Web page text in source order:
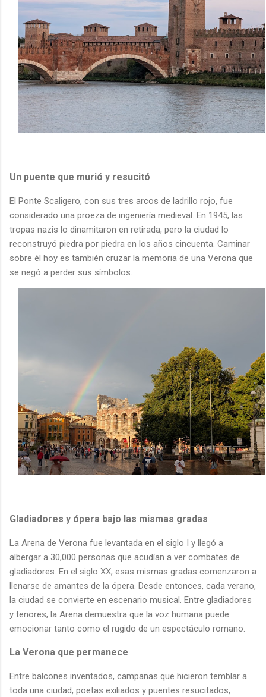
Un puente que murió y resucitó
El Ponte Scaligero, con sus tres arcos de ladrillo rojo, fue
considerado una proeza de ingeniería medieval. En 1945, las
tropas nazis lo dinamitaron en retirada, pero la ciudad lo
reconstruyó piedra por piedra en los años cincuenta. Caminar
sobre él hoy es también cruzar la memoria de una Verona que
se negó a perder sus símbolos.
Gladiadores y ópera bajo las mismas gradas
La Arena de Verona fue levantada en el siglo I y llegó a
albergar a 30,000 personas que acudían a ver combates de
gladiadores. En el siglo XX, esas mismas gradas comenzaron a
llenarse de amantes de la ópera. Desde entonces, cada verano,
la ciudad se convierte en escenario musical. Entre gladiadores
y tenores, la Arena demuestra que la voz humana puede
emocionar tanto como el rugido de un espectáculo romano.
La Verona que permanece
Entre balcones inventados, campanas que hicieron temblar a
toda una ciudad, poetas exiliados y puentes resucitados,